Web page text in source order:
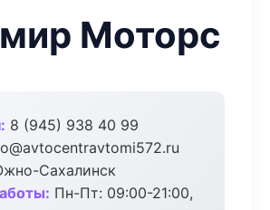
Моторс
8 (945) 938 40 99
Сахалинск
Пн-Пт: 09:00-21:00,